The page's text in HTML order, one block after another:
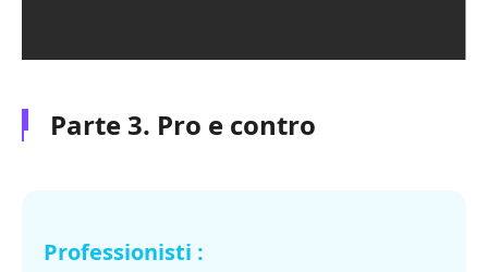
Parte 3. Pro e contro
Professionisti :